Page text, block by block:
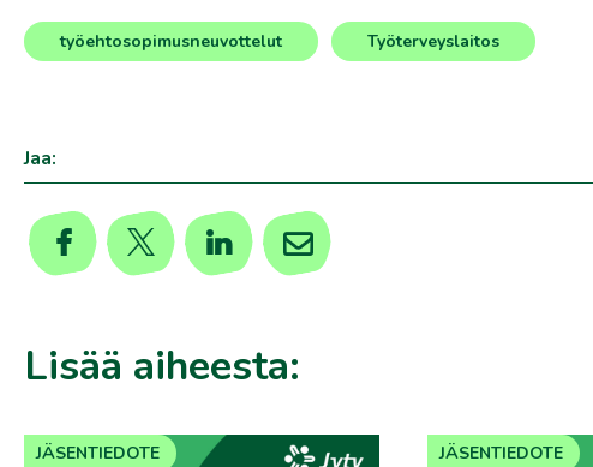
työehtosopimusneuvottelut Työterveyslaitos
Jaa:
Lisää aiheesta:
JÄSENTIEDOTE JÄSENTIEDOTE